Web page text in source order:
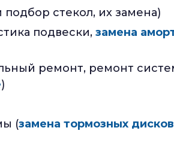
стекол, их замена)
подвески, замена
ремонт, ремонт
)
(замена тормозных